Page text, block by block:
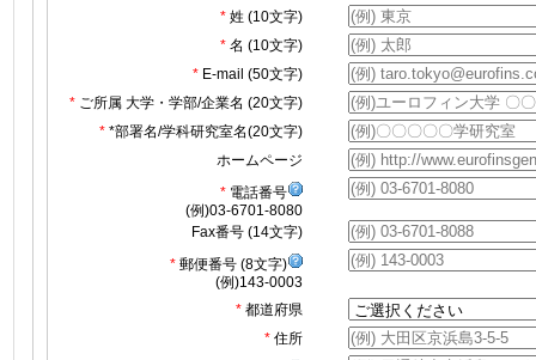
姓 (10文字)
名 (10文字)
E-mail (50文字)
ご所属 大学・学部/企業名 (20文字)
*部署名/学科研究室名(20文字)
ホームページ
電話番号
(例)03-6701-8080
Fax番号 (14文字)
郵便番号 (8文字)
(例)143-0003
都道府県
住所